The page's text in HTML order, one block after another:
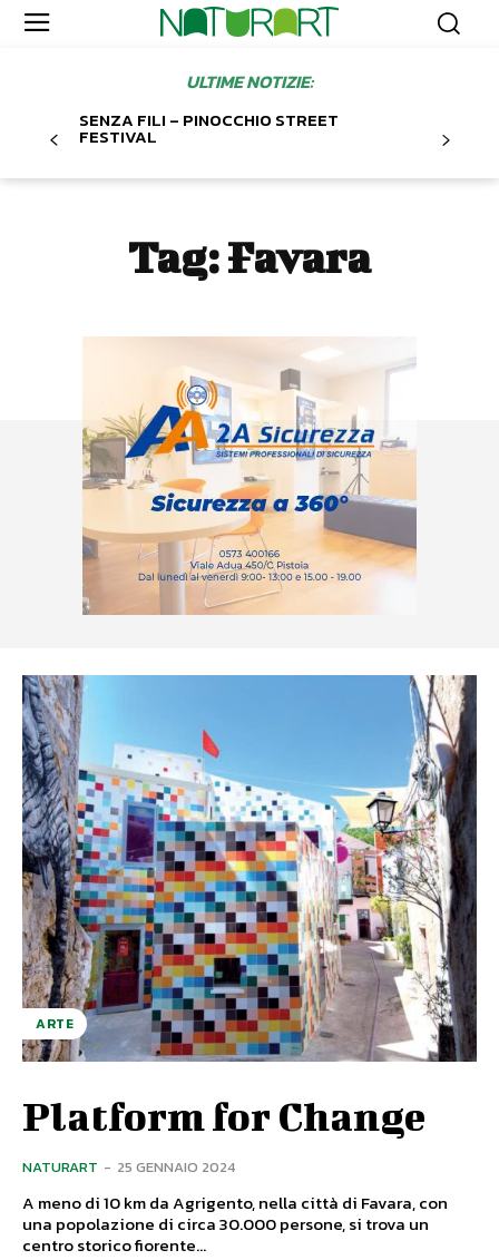
ULTIME NOTIZIE:
SENZA FILI – PINOCCHIO STREET
FESTIVAL
Tag:Favara
ARTE
Platform for Change
NATURART - 25 GENNAIO 2024
A meno di 10 km da Agrigento, nella città di Favara, con
una popolazione di circa 30.000 persone, si trova un
centro storico fiorente...